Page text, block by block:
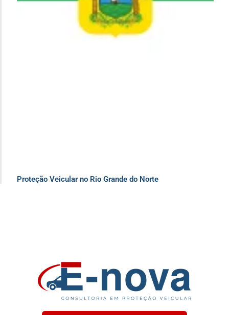
Proteção Veicular no Rio Grande do Norte